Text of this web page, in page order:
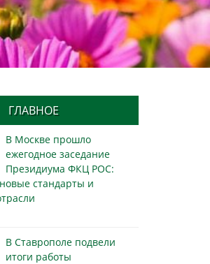
ГЛАВНОЕ
В Москве прошло
ежегодное заседание
Президиума ФКЦ РОС:
стандарты и
В Ставрополе подвели
итоги работы